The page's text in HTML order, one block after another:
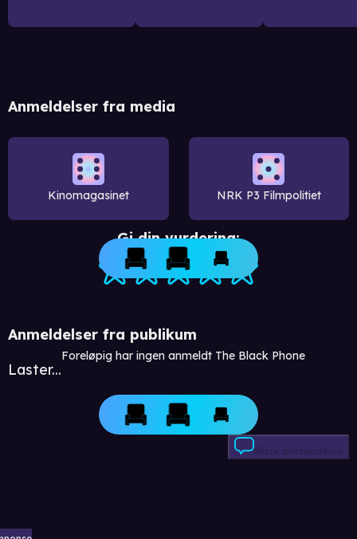
Anmeldelser fra media
Kinomagasinet NRK P3 Filmpolitiet
Gi din vurdering:
Anmeldelser fra publikum
Laster...
Foreløpig har ingen anmeldt The Black Phone
Skriv anmeldelse